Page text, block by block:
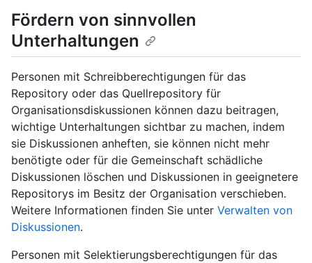
Fördern von sinnvollen
Unterhaltungen
Personen mit Schreibberechtigungen für das
Repository oder das Quellrepository für
Organisationsdiskussionen können dazu beitragen,
wichtige Unterhaltungen sichtbar zu machen, indem
sie Diskussionen anheften, sie können nicht mehr
benötigte oder für die Gemeinschaft schädliche
Diskussionen löschen und Diskussionen in geeignetere
Repositorys im Besitz der Organisation verschieben.
Weitere Informationen finden Sie unter Verwalten von
Diskussionen.
Personen mit Selektierungsberechtigungen für das